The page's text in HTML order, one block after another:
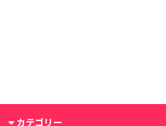
カテゴリー